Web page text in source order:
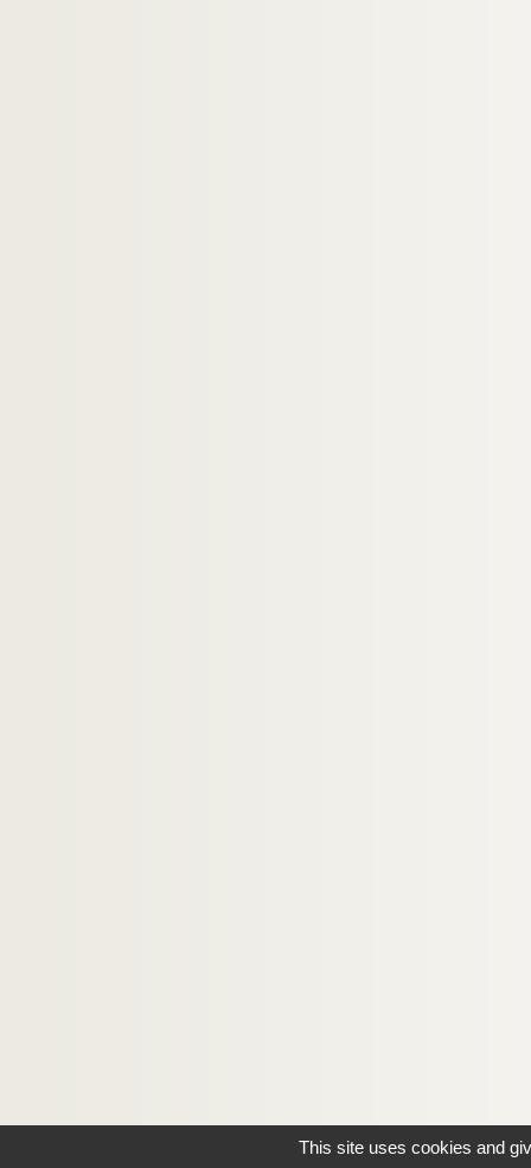
This site uses cookies and